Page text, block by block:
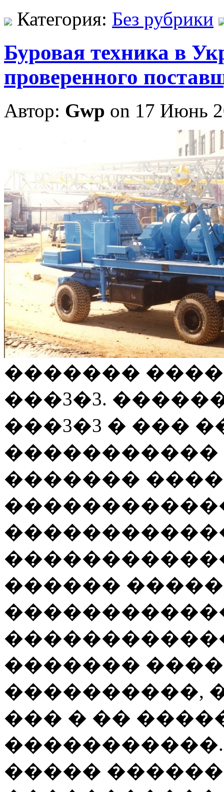
Категория: Без рубрики
Буровая техника в
проверенного
Автор: Gwp on 17 Июнь
�������
���3�3.
���3�3 � ���
�����������
�������
������
�������
����������,
��� � ��
�����